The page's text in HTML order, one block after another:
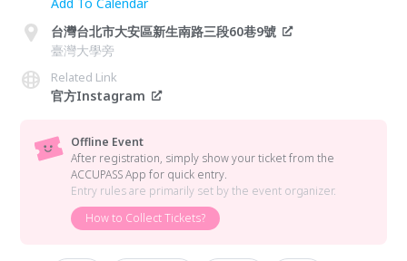
台灣台北市大安區新生南路三段60巷9號
臺灣大學旁
Related Link
官方Instagram
Offline Event
After registration, simply show your ticket from the
ACCUPASS App for quick entry.
Entry rules are primarily set by the event organizer.
How to Collect Tickets?